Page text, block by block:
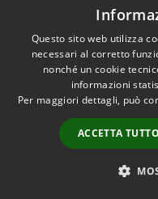
Dichiarazione di
RSS
Accessibilità
Questo sito web utilizza
necessari al corretto
nonché un cookie
informazioni
Per maggiori dettagli, può
ACCETTA TUTTO